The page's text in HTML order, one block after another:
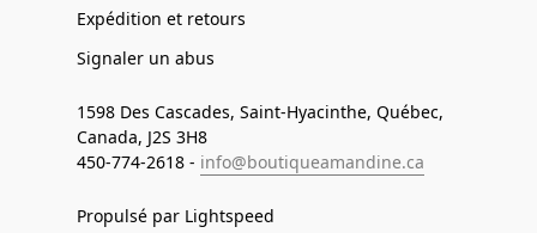
Expédition et retours
Signaler un abus
1598 Des Cascades, Saint-Hyacinthe, Québec,
Canada, J2S 3H8
450-774-2618 - info@boutiqueamandine.ca
Propulsé par Lightspeed